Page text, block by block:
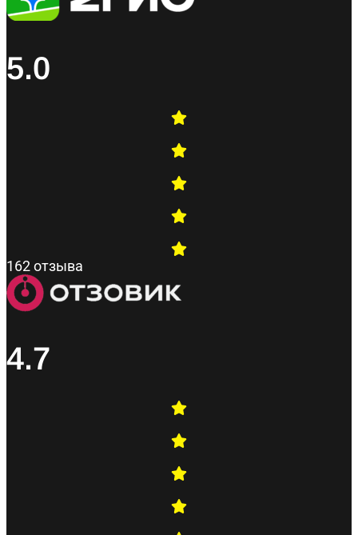
5.0
162 отзыва
4.7